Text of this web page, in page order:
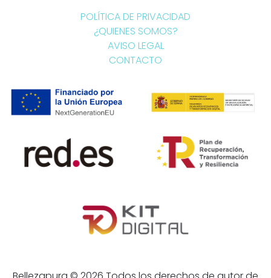
POLÍTICA DE PRIVACIDAD
¿QUIENES SOMOS?
AVISO LEGAL
CONTACTO